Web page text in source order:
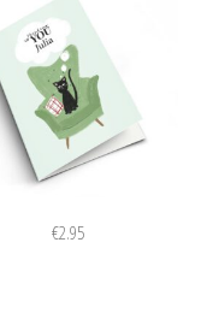
€2.95